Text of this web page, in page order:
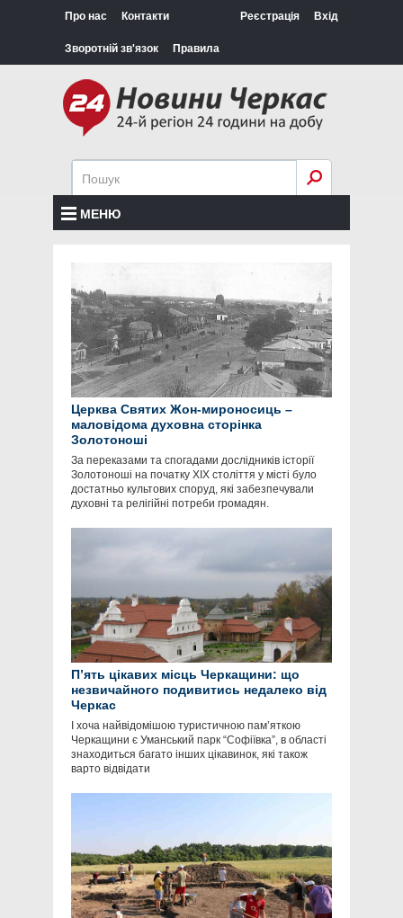
Про нас Контакти
Зворотній зв'язок Правила
Реєстрація Вхід
МЕНЮ
Церква Святих Жон-мироносиць –
маловідома духовна сторінка
Золотоноші
За переказами та спогадами дослідників історії
Золотоноші на початку ХІХ століття у місті було
достатньо культових споруд, які забезпечували
духовні та релігійні потреби громадян.
П’ять цікавих місць Черкащини: що
незвичайного подивитись недалеко від
Черкас
І хоча найвідомішою туристичною пам’яткою
Черкащини є Уманський парк “Софіївка”, в області
знаходиться багато інших цікавинок, які також
варто відвідати